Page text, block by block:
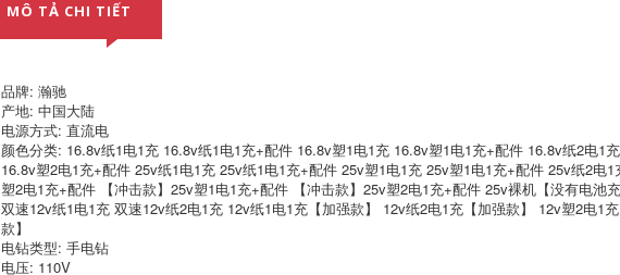
MÔ TẢ CHI TIẾT
品牌: 瀚驰
产地: 中国大陆
电源方式: 直流电
颜色分类: 16.8v纸1电1充 16.8v纸1电1充+配件 16.8v塑1电1充 16.8v塑1电1充+配件 16.8v纸2电1
16.8v塑2电1充+配件 25v纸1电1充 25v纸1电1充+配件 25v塑1电1充 25v塑1电1充+配件 25v纸2电
塑2电1充+配件 【冲击款】25v塑1电1充+配件 【冲击款】25v塑2电1充+配件 25v裸机【没有电池
双速12v纸1电1充 双速12v纸2电1充 12v纸1电1充【加强款】 12v纸2电1充【加强款】 12v塑2电1
款】
电钻类型: 手电钻
电压: 110V